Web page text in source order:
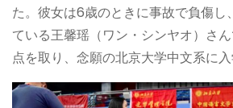
た。彼女は6歳のときに事故で負傷し
ている王馨瑶（ワン・シンヤオ）さ
点を取り、念願の北京大学中文系に入